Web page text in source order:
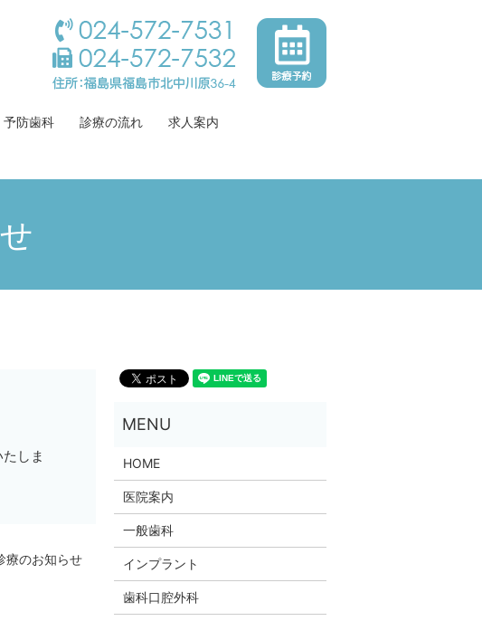
予防歯科 診療の流れ
求人案内
しま
療のお知らせ
HOME
医院案内
一般歯科
インプラント
歯科口腔外科